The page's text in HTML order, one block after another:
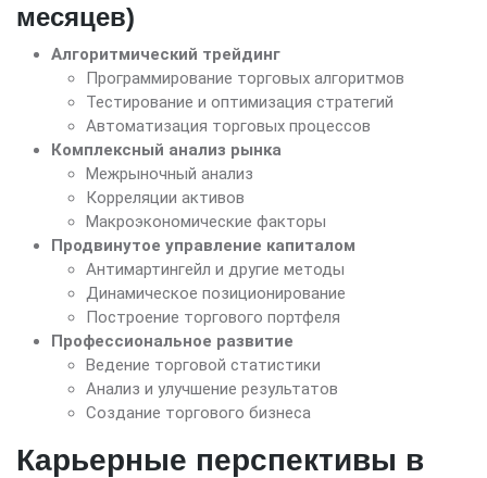
месяцев)
Алгоритмический трейдинг
Программирование торговых алгоритмов
Тестирование и оптимизация стратегий
Автоматизация торговых процессов
Комплексный анализ рынка
Межрыночный анализ
Корреляции активов
Макроэкономические факторы
Продвинутое управление капиталом
Антимартингейл и другие методы
Динамическое позиционирование
Построение торгового портфеля
Профессиональное развитие
Ведение торговой статистики
Анализ и улучшение результатов
Создание торгового бизнеса
Карьерные перспективы в